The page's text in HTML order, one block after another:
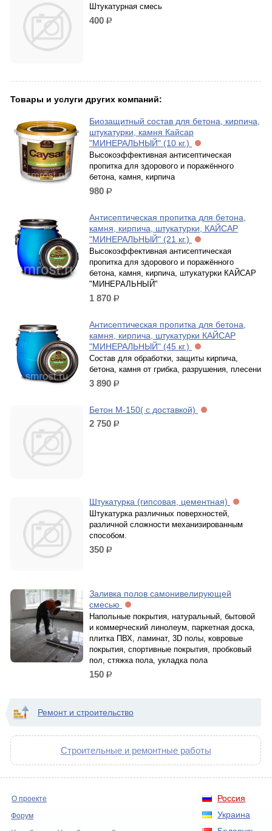
Штукатурная смесь
400 р.
Товары и услуги других компаний:
Биозащитный состав для бетона, кирпича,
штукатурки, камня Кайсар
"МИНЕРАЛЬНЫЙ" (10 кг.)
Высокоэффективная антисептическая
пропитка для здорового и поражённого
бетона, камня, кирпича
980 р.
Антисептическая пропитка для бетона,
камня, кирпича, штукатурки, КАЙСАР
"МИНЕРАЛЬНЫЙ" (21 кг.)
Высокоэффективная антисептическая
пропитка для здорового и поражённого
бетона, камня, кирпича, штукатурки КАЙСАР
"МИНЕРАЛЬНЫЙ"
1 870 р.
Антисептическая пропитка для бетона,
камня, кирпича, штукатурки КАЙСАР
"МИНЕРАЛЬНЫЙ" (45 кг.)
Состав для обработки, защиты кирпича,
бетона, камня от грибка, разрушения, плесени
3 890 р.
Бетон М-150( с доставкой)
2 750 р.
Штукатурка (гипсовая, цементная)
Штукатурка различных поверхностей,
различной сложности механизированным
способом.
350 р.
Заливка полов самонивелирующей
смесью
Напольные покрытия, натуральный, бытовой
и коммерческий линолеум, паркетная доска,
плитка ПВХ, ламинат, 3D полы, ковровые
покрытия, спортивные покрытия, пробковый
пол, стяжка пола, укладка пола
150 р.
Ремонт и строительство
Строительные и ремонтные работы
Россия
Украина
О проекте
Форум